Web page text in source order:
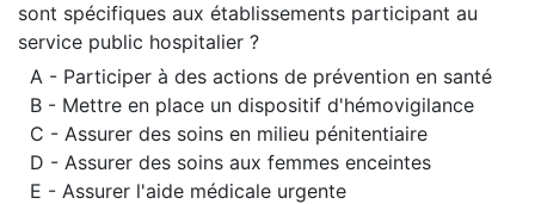
sont spécifiques aux établissements participant au
service public hospitalier ?
A - Participer à des actions de prévention en santé
B - Mettre en place un dispositif d'hémovigilance
C - Assurer des soins en milieu pénitentiaire
D - Assurer des soins aux femmes enceintes
E - Assurer l'aide médicale urgente